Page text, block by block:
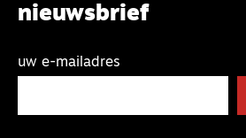
nieuwsbrief
uw e-mailadres